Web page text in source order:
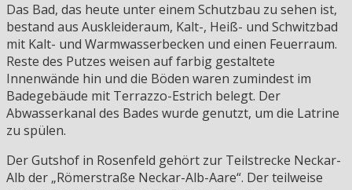
Das Bad, das heute unter einem Schutzbau zu sehen ist,
bestand aus Auskleideraum, Kalt-, Heiß- und Schwitzbad
mit Kalt- und Warmwasserbecken und einen Feuerraum.
Reste des Putzes weisen auf farbig gestaltete
Innenwände hin und die Böden waren zumindest im
Badegebäude mit Terrazzo-Estrich belegt. Der
Abwasserkanal des Bades wurde genutzt, um die Latrine
zu spülen.
Der Gutshof in Rosenfeld gehört zur Teilstrecke Neckar-
Alb der „Römerstraße Neckar-Alb-Aare“. Der teilweise